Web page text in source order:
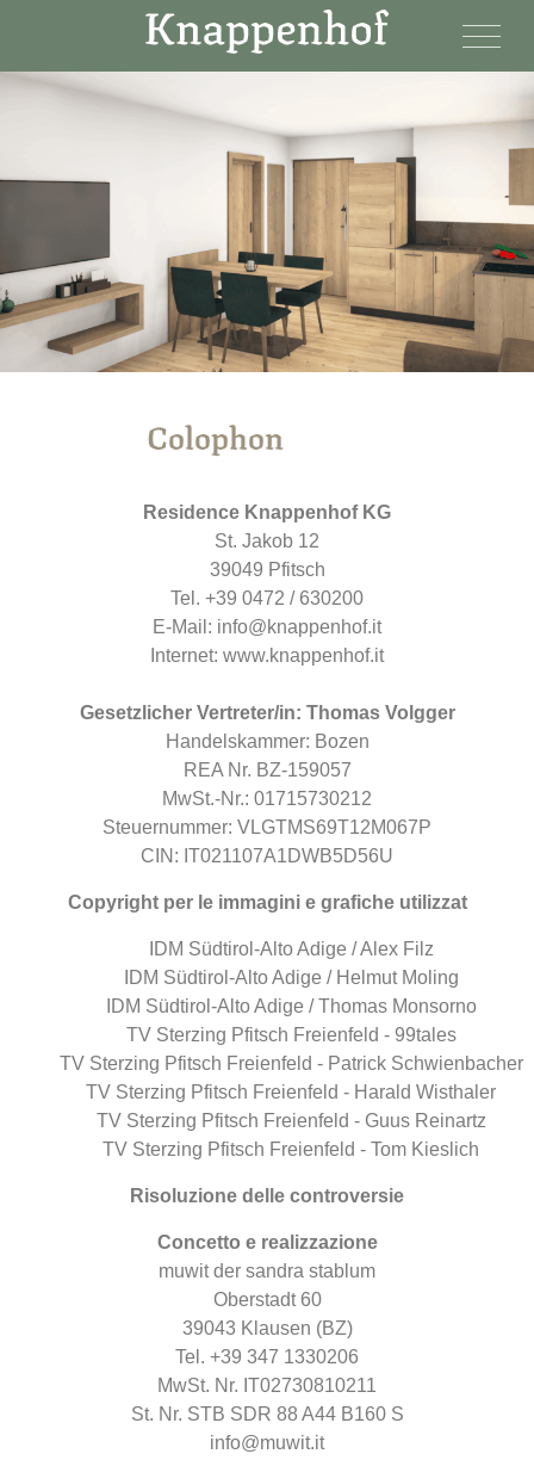
Colophon
Residence Knappenhof KG
St. Jakob 12
39049 Pfitsch
Tel. +39 0472 / 630200
E-Mail: info@knappenhof.it
Internet: www.knappenhof.it
Gesetzlicher Vertreter/in: Thomas Volgger
Handelskammer: Bozen
REA Nr. BZ-159057
MwSt.-Nr.: 01715730212
Steuernummer: VLGTMS69T12M067P
CIN: IT021107A1DWB5D56U
Copyright per le immagini e grafiche utilizzat
IDM Südtirol-Alto Adige / Alex Filz
IDM Südtirol-Alto Adige / Helmut Moling
IDM Südtirol-Alto Adige / Thomas Monsorno
TV Sterzing Pfitsch Freienfeld - 99tales
TV Sterzing Pfitsch Freienfeld - Patrick Schwienbacher
TV Sterzing Pfitsch Freienfeld - Harald Wisthaler
TV Sterzing Pfitsch Freienfeld - Guus Reinartz
TV Sterzing Pfitsch Freienfeld - Tom Kieslich
Risoluzione delle controversie
Concetto e realizzazione
muwit der sandra stablum
Oberstadt 60
39043 Klausen (BZ)
Tel. +39 347 1330206
MwSt. Nr. IT02730810211
St. Nr. STB SDR 88 A44 B160 S
info@muwit.it